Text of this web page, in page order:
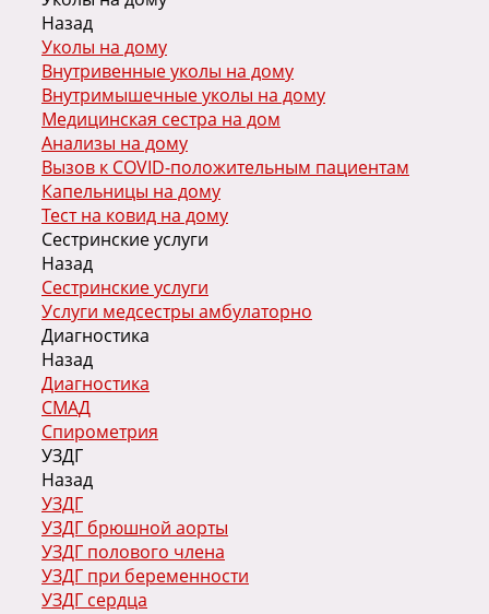
Назад
Уколы на дому
Внутривенные уколы на дому
Внутримышечные уколы на дому
Медицинская сестра на дом
Анализы на дому
Вызов к COVID-положительным пациентам
Капельницы на дому
Тест на ковид на дому
Сестринские услуги
Назад
Сестринские услуги
Услуги медсестры амбулаторно
Диагностика
Назад
Диагностика
СМАД
Спирометрия
УЗДГ
Назад
УЗДГ
УЗДГ брюшной аорты
УЗДГ полового члена
УЗДГ при беременности
УЗДГ сердца